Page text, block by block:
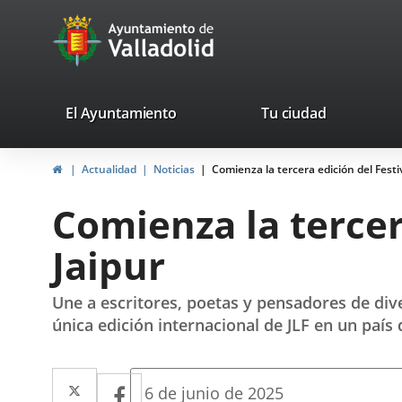
Portal
Web
Ayuntamiento
de
valladolid.es
El Ayuntamiento Tu ciudad
InicioActualidad Noticias Comienza la tercera edición del
Comienza la
Jaipur
Une a escritores, poetas y pensadores de
única edición internacional de JLF en un país
Twitter
EnlaceFacebook
Enlace
Fecha
6 de junio de 2025